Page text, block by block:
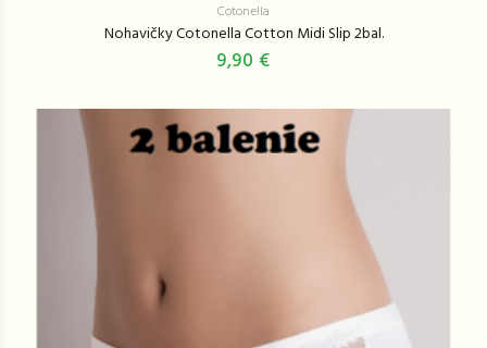
Cotonella
Nohavičky Cotonella Cotton Midi Slip 2bal.
9,90 €